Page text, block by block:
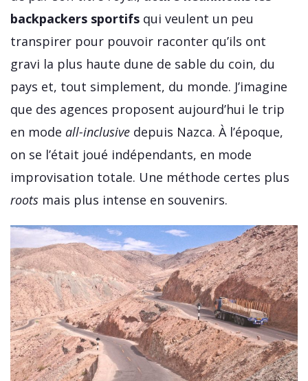
backpackers sportifs qui veulent un peu
transpirer pour pouvoir raconter qu’ils ont
gravi la plus haute dune de sable du coin, du
pays et, tout simplement, du monde. J’imagine
que des agences proposent aujourd’hui le trip
en mode all-inclusive depuis Nazca. À l’époque,
on se l’était joué indépendants, en mode
improvisation totale. Une méthode certes plus
roots mais plus intense en souvenirs.